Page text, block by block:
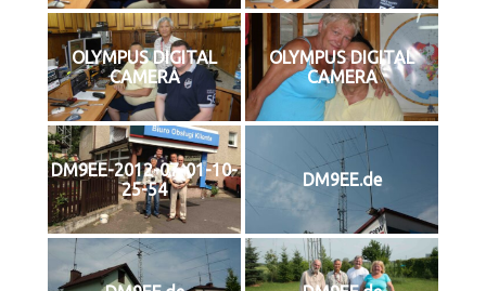
OLYMPUS DIGITAL
CAMERA
OLYMPUS DIGITAL
CAMERA
DM9EE-2012-07-01-10-
25-54
DM9EE.de